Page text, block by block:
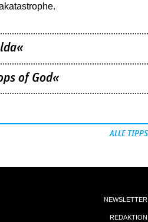
of God«
ALLE TIPPS
NEWSLETTER
REDAKTION